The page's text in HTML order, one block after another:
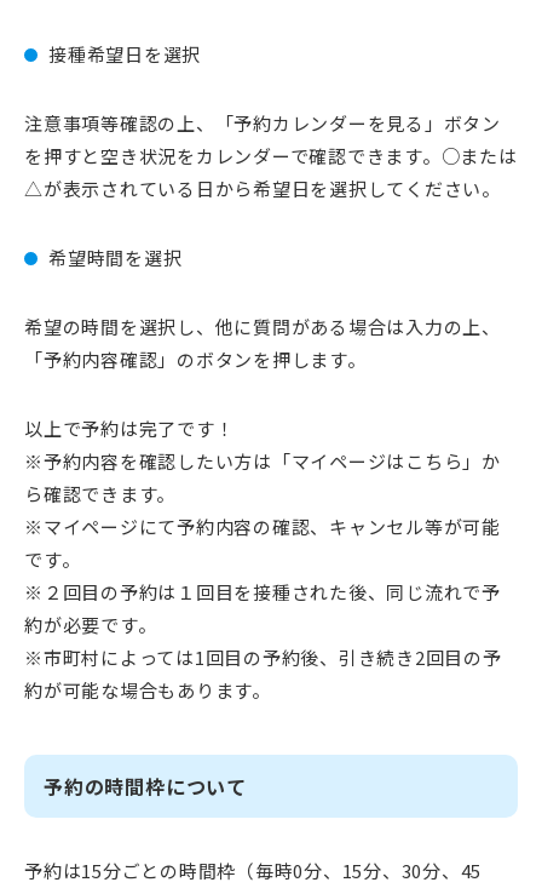
接種希望日を選択
注意事項等確認の上、「予約カレンダーを見る」ボタン
を押すと空き状況をカレンダーで確認できます。○または
△が表示されている日から希望日を選択してください。
希望時間を選択
希望の時間を選択し、他に質問がある場合は入力の上、
「予約内容確認」のボタンを押します。
以上で予約は完了です！
※予約内容を確認したい方は「マイページはこちら」か
ら確認できます。
※マイページにて予約内容の確認、キャンセル等が可能
です。
※２回目の予約は１回目を接種された後、同じ流れで予
約が必要です。
※市町村によっては1回目の予約後、引き続き2回目の予
約が可能な場合もあります。
予約の時間枠について
予約は15分ごとの時間枠（毎時0分、15分、30分、45